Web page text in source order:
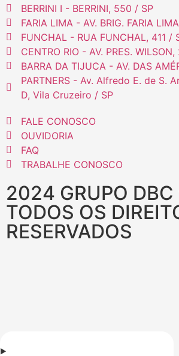
BERRINI I - BERRINI, 550 / SP
FARIA LIMA - AV. BRIG. FARIA
FUNCHAL - RUA FUNCHAL, 411 /
CENTRO RIO - AV. PRES.
BARRA DA TIJUCA - AV. DAS
PARTNERS - Av. Alfredo E. de S.
D, Vila Cruzeiro / SP
FALE CONOSCO
OUVIDORIA
FAQ
TRABALHE CONOSCO
2024 GRUPO DBC
TODOS OS
RESERVADOS